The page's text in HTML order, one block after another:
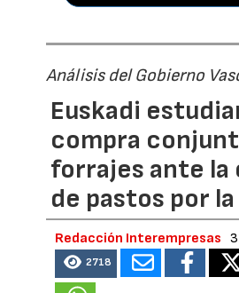
Análisis del Gobierno
Euskadi
compra
forrajes ante la
de pastos por
Redacción Interempresas
2718